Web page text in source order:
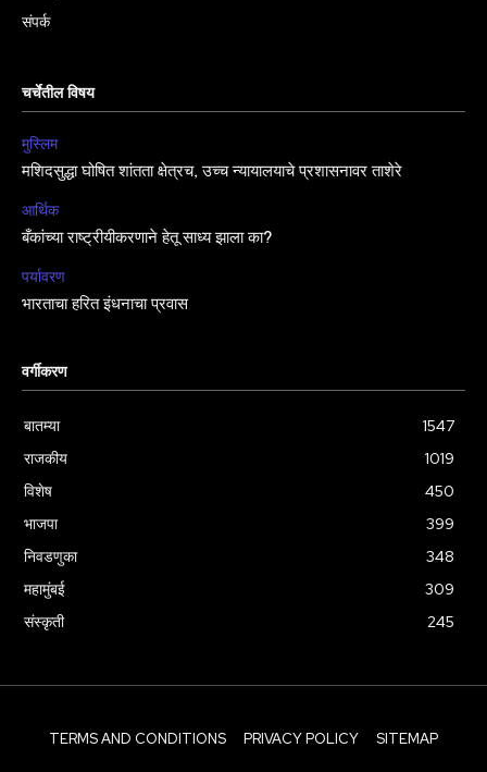
संपर्क
चर्चेतील विषय
मुस्लिम
मशिदसुद्धा घोषित शांतता क्षेत्रच, उच्च न्यायालयाचे प्रशासनावर ताशेरे
आर्थिक
बँकांच्या राष्ट्रीयीकरणाने हेतू साध्य झाला का?
पर्यावरण
भारताचा हरित इंधनाचा प्रवास
वर्गीकरण
बातम्या
1547
राजकीय
1019
विशेष
450
भाजपा
399
निवडणुका
348
महामुंबई
309
संस्कृती
245
TERMS AND CONDITIONS PRIVACY POLICY SITEMAP